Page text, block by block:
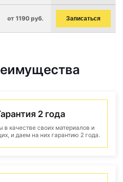
от 1190 руб. Записаться
2 года
качестве своих материалов и
и даем на них гарантию 2 года.